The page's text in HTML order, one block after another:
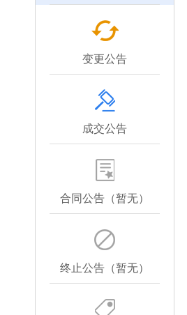
变更公告
成交公告
合同公告（暂无）
终止公告（暂无）